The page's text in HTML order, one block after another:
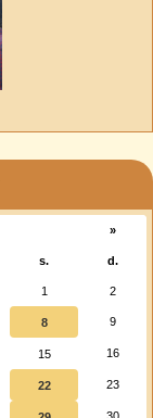
»
s. d.
1 2
8 9
15 16
22 23
30